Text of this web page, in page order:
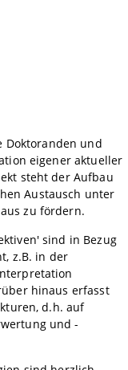
Doktoranden und
eigener aktueller
steht der Aufbau
Austausch unter
zu fördern.
sind in Bezug
z.B. in der
hinaus erfasst
d.h. auf
und -